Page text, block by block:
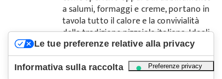
a salumi, formaggi e creme, portano in
tavola tutto il calore e la convivialità
della tradizione pizzaiola italiana. Ideali
per chi cerca uno snack sfizioso,
autentico e ricco di sapore.Ingredienti:
Farina di frumento tipo “0”, acqua,
Le tue preferenze relative alla privacy
Informativa sulla raccolta